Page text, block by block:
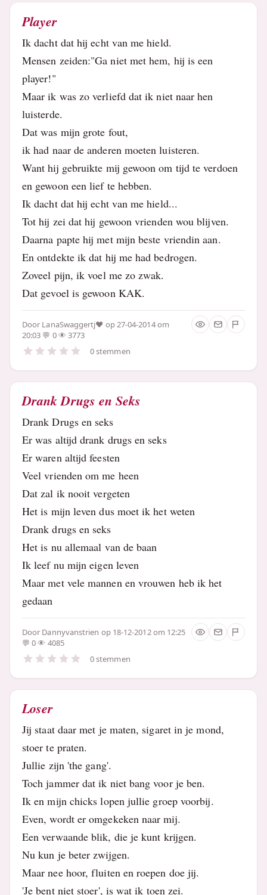
Player
Ik dacht dat hij echt van me hield.
Mensen zeiden:"Ga niet met hem, hij is een
player!"
Maar ik was zo verliefd dat ik niet naar hen
luisterde.
Dat was mijn grote fout,
ik had naar de anderen moeten luisteren.
Want hij gebruikte mij gewoon om tijd te verdoen
en gewoon een lief te hebben.
Ik dacht dat hij echt van me hield...
Tot hij zei dat hij gewoon vrienden wou blijven.
Daarna papte hij met mijn beste vriendin aan.
En ontdekte ik dat hij me had bedrogen.
Zoveel pijn, ik voel me zo zwak.
Dat gevoel is gewoon KAK.
Door LanaSwaggertj♥ op 27-04-2014 om
20:03
0
3773
0 stemmen
Drank Drugs en Seks
Drank Drugs en seks
Er was altijd drank drugs en seks
Er waren altijd feesten
Veel vrienden om me heen
Dat zal ik nooit vergeten
Het is mijn leven dus moet ik het weten
Drank drugs en seks
Het is nu allemaal van de baan
Ik leef nu mijn eigen leven
Maar met vele mannen en vrouwen heb ik het
gedaan
Door Dannyvanstrien op 18-12-2012 om 12:25
0
4085
0 stemmen
Loser
Jij staat daar met je maten, sigaret in je mond,
stoer te praten.
Jullie zijn 'the gang'.
Toch jammer dat ik niet bang voor je ben.
Ik en mijn chicks lopen jullie groep voorbij.
Even, wordt er omgekeken naar mij.
Een verwaande blik, die je kunt krijgen.
Nu kun je beter zwijgen.
Maar nee hoor, fluiten en roepen doe jij.
'Je bent niet stoer', is wat ik toen zei.